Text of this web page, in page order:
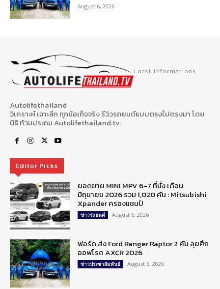
August 6, 2026
Local Informations
Autolifethailand
วิเคราะห์ เจาะลึก ทุกข้อเท็จจริง รีวิวรถยนต์แบบตรงไปตรงมา โดย
นิธิ ท้วมประถม Autolifethailand.tv.
Editor Picks
ยอดขาย MINI MPV 6-7 ที่นั่ง เดือน
มิถุนายน 2026 รวม 1,020 คัน : Mitsubishi
Xpander ครองแชมป์
ข่าวรถยนต์ August 6, 2026
ฟอร์ด ส่ง Ford Ranger Raptor 2 คัน ลุยศึก
ออฟโรด AXCR 2026
ข่าวประชาสัมพันธ์ August 6, 2026